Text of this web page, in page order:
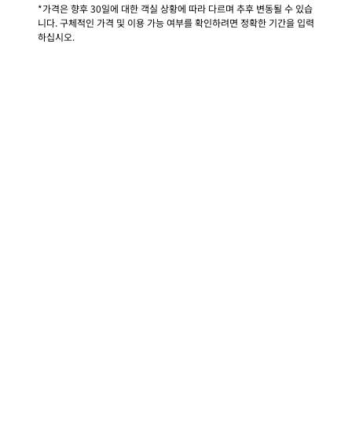
*가격은 향후 30일에 대한 객실 상황에 따라 다르며 추후 변동될 수 있습
니다. 구체적인 가격 및 이용 가능 여부를 확인하려면 정확한 기간을 입력
하십시오.